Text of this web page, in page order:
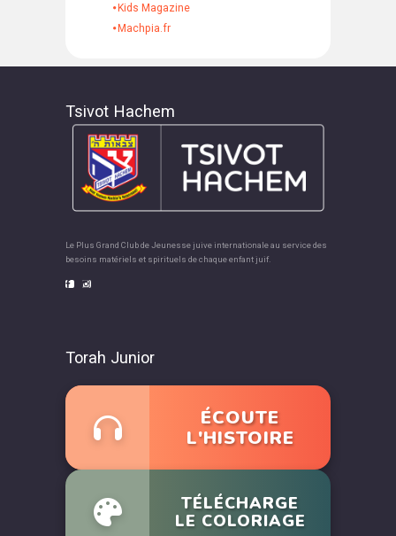
Kids Magazine
Machpia.fr
Tsivot Hachem
Le Plus Grand Club de Jeunesse juive internationale au service des
besoins matériels et spirituels de chaque enfant juif.
Torah Junior
ÉCOUTE
L'HISTOIRE
TÉLÉCHARGE
LE COLORIAGE